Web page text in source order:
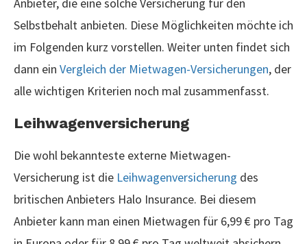
Selbstbehalt anbieten. Diese Möglichkeiten möchte ich
im Folgenden kurz vorstellen. Weiter unten findet sich
dann ein Vergleich der Mietwagen-Versicherungen, der
alle wichtigen Kriterien noch mal zusammenfasst.
Leihwagenversicherung
Die wohl bekannteste externe Mietwagen-
Versicherung ist die Leihwagenversicherung des
britischen Anbieters Halo Insurance. Bei diesem
Anbieter kann man einen Mietwagen für 6,99 € pro Tag